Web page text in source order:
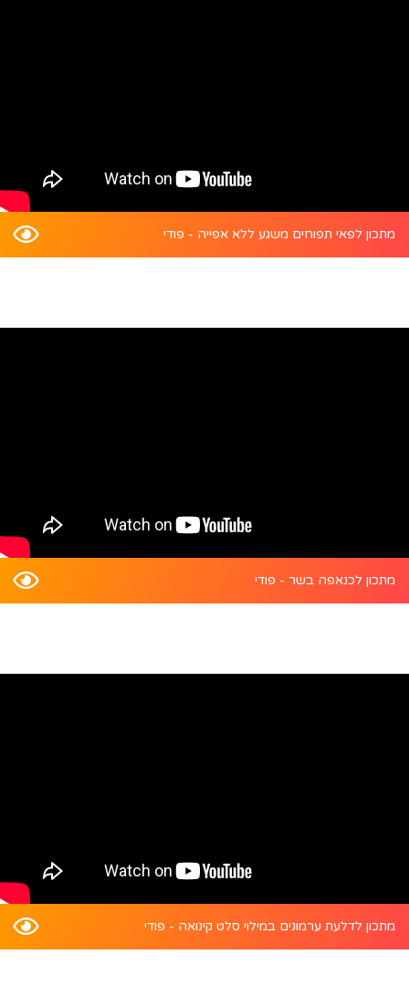
מתכון לפאי תפוחים משגע ללא אפייה - פודי
מתכון לכנאפה בשר - פודי
מתכון לדלעת ערמונים במילוי סלט קינואה - פודי